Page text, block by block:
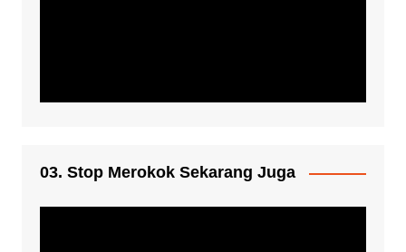
03. Stop Merokok Sekarang Juga